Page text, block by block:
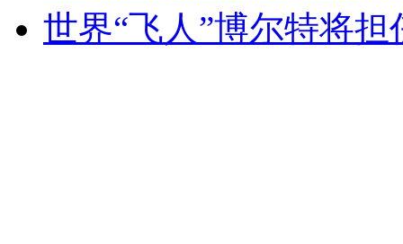
世界“飞人”博尔特将